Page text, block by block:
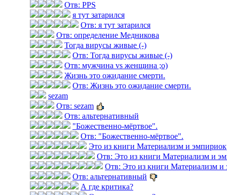
Отв: PPS
я тут затарился
Отв: я тут затарился
Отв: определение Медникова
Тогда вирусы живые (-)
Отв: Тогда вирусы живые (-)
Отв: мужчина vs женщина ;о)
Жизнь это ожидание смерти.
Отв: Жизнь это ожидание смерти.
sezam
Отв: sezam
Отв: альтернативный
"Божественно-мёртвое".
Отв: "Божественно-мёртвое".
Это из книги Материализм и
Отв: Это из книги Материализм и
Отв: Это из книги Материализм
Отв: альтернативный
А где критика?